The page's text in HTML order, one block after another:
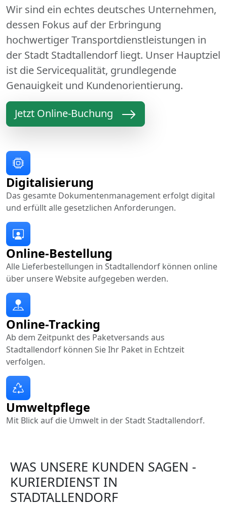
Wir sind ein echtes deutsches Unternehmen,
dessen Fokus auf der Erbringung
hochwertiger Transportdienstleistungen in
der Stadt Stadtallendorf liegt. Unser Hauptziel
ist die Servicequalität, grundlegende
Genauigkeit und Kundenorientierung.
Jetzt Online-Buchung
Online-Bestellung
Alle Lieferbestellungen in Stadtallendorf können online
über unsere Website aufgegeben werden.
Online-Tracking
Ab dem Zeitpunkt des Paketversands aus
Stadtallendorf können Sie Ihr Paket in Echtzeit
verfolgen.
Digitalisierung
Das gesamte Dokumentenmanagement erfolgt digital
und erfüllt alle gesetzlichen Anforderungen.
Umweltpflege
Mit Blick auf die Umwelt in der Stadt Stadtallendorf.
WAS UNSERE KUNDEN SAGEN -
KURIERDIENST IN
STADTALLENDORF